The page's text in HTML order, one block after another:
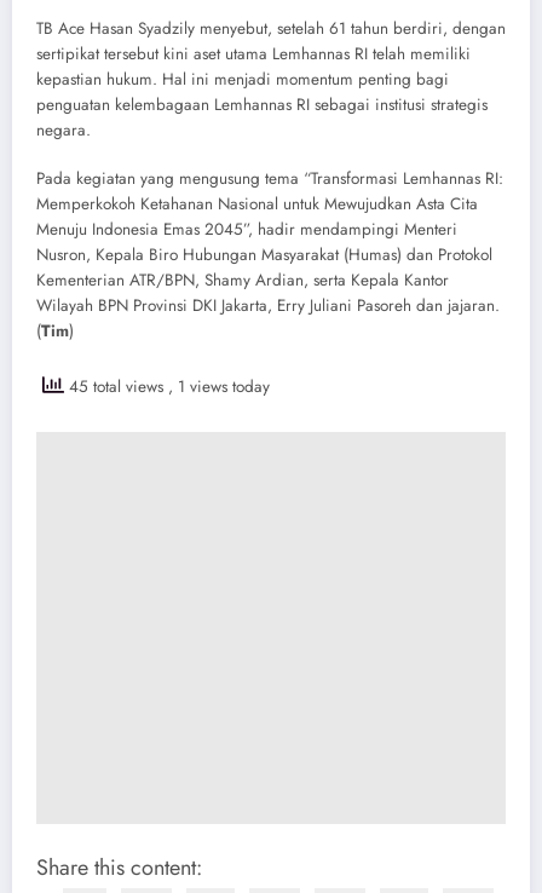
TB Ace Hasan Syadzily menyebut, setelah 61 tahun berdiri, dengan
sertipikat tersebut kini aset utama Lemhannas RI telah memiliki
kepastian hukum. Hal ini menjadi momentum penting bagi
penguatan kelembagaan Lemhannas RI sebagai institusi strategis
negara.
Pada kegiatan yang mengusung tema “Transformasi Lemhannas RI:
Memperkokoh Ketahanan Nasional untuk Mewujudkan Asta Cita
Menuju Indonesia Emas 2045”, hadir mendampingi Menteri
Nusron, Kepala Biro Hubungan Masyarakat (Humas) dan Protokol
Kementerian ATR/BPN, Shamy Ardian, serta Kepala Kantor
Wilayah BPN Provinsi DKI Jakarta, Erry Juliani Pasoreh dan jajaran.
(Tim)
45 total views , 1 views today
Share this content: